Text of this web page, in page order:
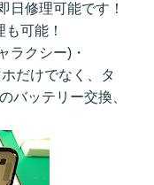
日修理可能です！
可能！
ラクシー)・
だけでなく、タ
バッテリー交換、